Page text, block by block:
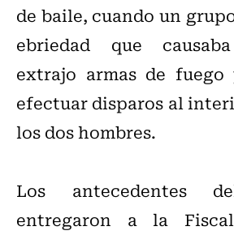
de baile, cuando un
ebriedad que
extrajo armas de fuego
efectuar disparos al
los dos hombres.
Los antecedentes
entregaron a la